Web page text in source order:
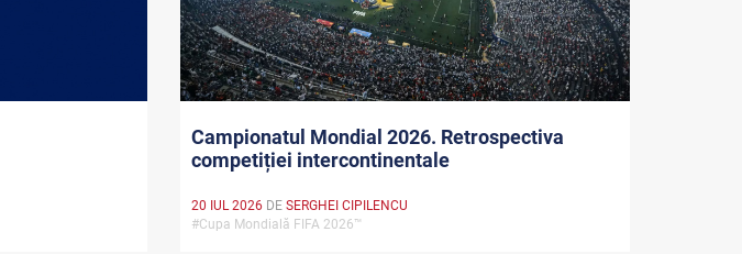
Campionatul Mondial 2026. Retrospectiva
competiției intercontinentale
20 IUL 2026 DESERGHEI CIPILENCU
#Cupa Mondială FIFA 2026™